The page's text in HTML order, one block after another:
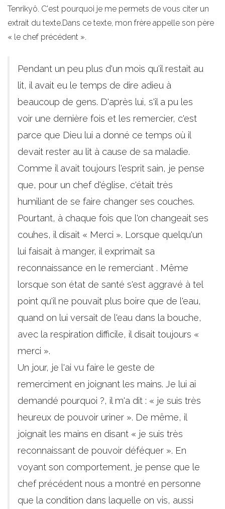
Tenrikyô. C'est pourquoi je me permets de vous citer un
extrait du texte.Dans ce texte, mon frère appelle son père
« le chef précédent ».
Pendant un peu plus d'un mois qu'il restait au
lit, il avait eu le temps de dire adieu à
beaucoup de gens. D'après lui, s'il a pu les
voir une dernière fois et les remercier, c'est
parce que Dieu lui a donné ce temps où il
devait rester au lit à cause de sa maladie.
Comme il avait toujours l'esprit sain, je pense
que, pour un chef d'église, c'était très
humiliant de se faire changer ses couches.
Pourtant, à chaque fois que l'on changeait ses
couhes, il disait « Merci ». Lorsque quelqu'un
lui faisait à manger, il exprimait sa
reconnaissance en le remerciant . Même
lorsque son état de santé s'est aggravé à tel
point qu'il ne pouvait plus boire que de l'eau,
quand on lui versait de l'eau dans la bouche,
avec la respiration difficile, il disait toujours «
merci ».
Un jour, je l'ai vu faire le geste de
remerciment en joignant les mains. Je lui ai
demandé pourquoi ?, il m'a dit : « je suis très
heureux de pouvoir uriner ». De même, il
joignait les mains en disant « je suis très
reconnaissant de pouvoir déféquer ». En
voyant son comportement, je pense que le
chef précédent nous a montré en personne
que la condition dans laquelle on vis, aussi